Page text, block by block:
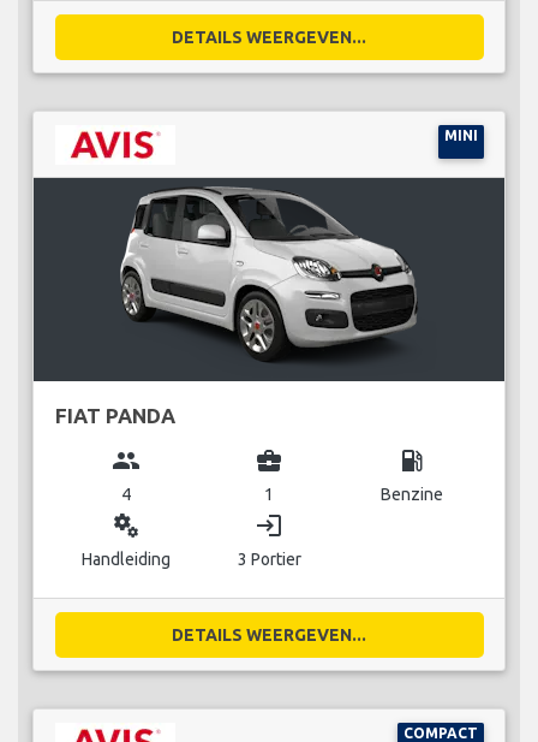
DETAILS WEERGEVEN...
MINI
FIAT PANDA
group
4
business_center
1
local_gas_station
Benzine
miscellaneous_services
Handleiding
login
3 Portier
DETAILS WEERGEVEN...
COMPACT